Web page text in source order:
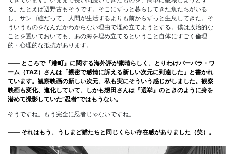
る。たとえば辺野古もそうです。そこにずっと暮らしてきた魚たちがいる
し、サンゴ礁だって、人間が生活するよりも前からずっと生息してきた。そ
ういうものをなんだかわからない理由で埋め立てようとする。僕は政治的な
ことを置いておいても、あの海を埋め立てるということ自体にすごく倫理
的・心理的な抵抗があります。
―― ところで『港町』に関する海外評が素晴らしく、とりわけバーバラ・ワ
ーム（TAZ）さんは「親密で感情に訴える新しい次元に到達した」と書かれ
ています。観察映画の新しい次元、私も実にそういう感じがしました。観察
映画も変化、進化していて、しかも想田さんは『選挙』のときのように身を
潜めて撮影していた”忍者”ではもうない。
そうですね。もう完全に忍者じゃないですね。
―― それはもう、うしまど猫たちと同じくらい存在感がありました（笑）。